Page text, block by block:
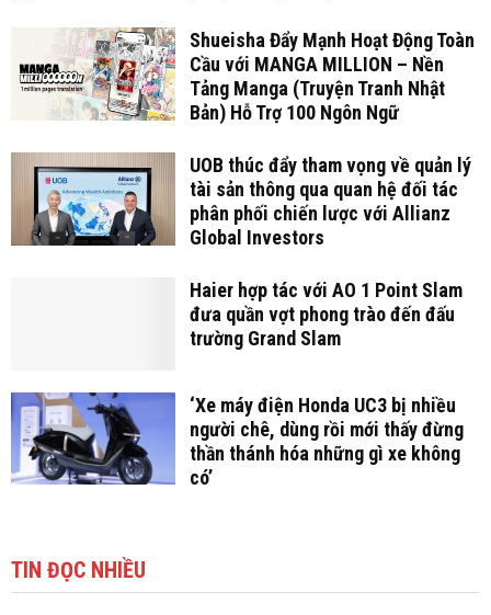
Shueisha Đẩy Mạnh Hoạt Động Toàn
Cầu với MANGA MILLION – Nền
Tảng Manga (Truyện Tranh Nhật
Bản) Hỗ Trợ 100 Ngôn Ngữ
UOB thúc đẩy tham vọng về quản lý
tài sản thông qua quan hệ đối tác
phân phối chiến lược với Allianz
Global Investors
Haier hợp tác với AO 1 Point Slam
đưa quần vợt phong trào đến đấu
trường Grand Slam
‘Xe máy điện Honda UC3 bị nhiều
người chê, dùng rồi mới thấy đừng
thần thánh hóa những gì xe không
có’
TIN ĐỌC NHIỀU